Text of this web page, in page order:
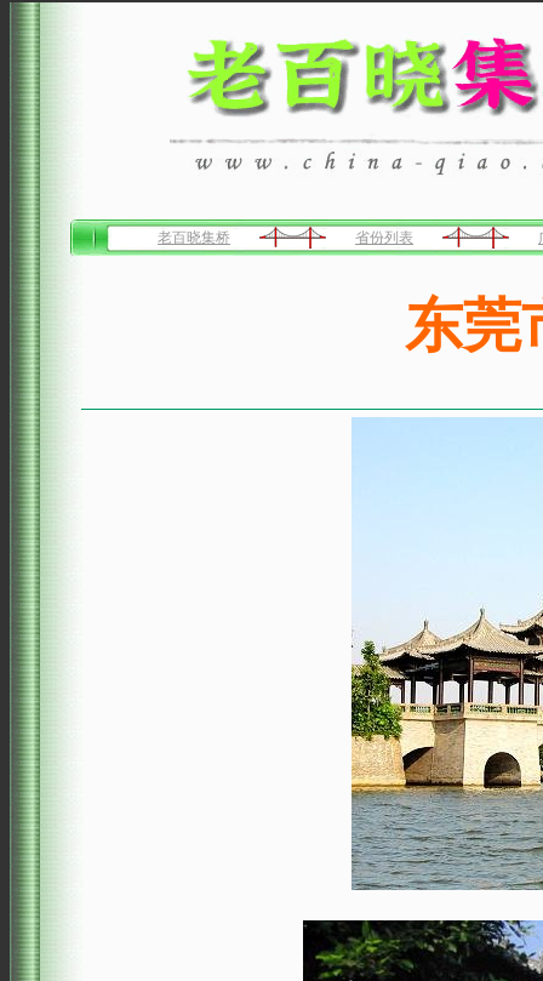
老百晓集桥 省份列表
东莞